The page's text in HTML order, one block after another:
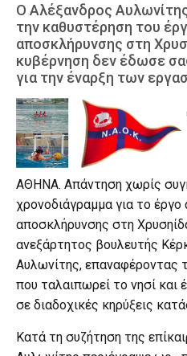
Ο Αλέξανδρος
την καθυστέρηση του
αποσκλήρυνσης στη
κυβέρνηση δεν έδωσε
για την έναρξη των
ΑΘΗΝΑ. Απάντηση χωρίς
χρονοδιάγραμμα για το
αποσκλήρυνσης στη
ανεξάρτητος βουλευτής
Αυλωνίτης, επαναφέροντας
που ταλαιπωρεί το νησί και
σε διαδοχικές κηρύξεις
Κατά τη συζήτηση της